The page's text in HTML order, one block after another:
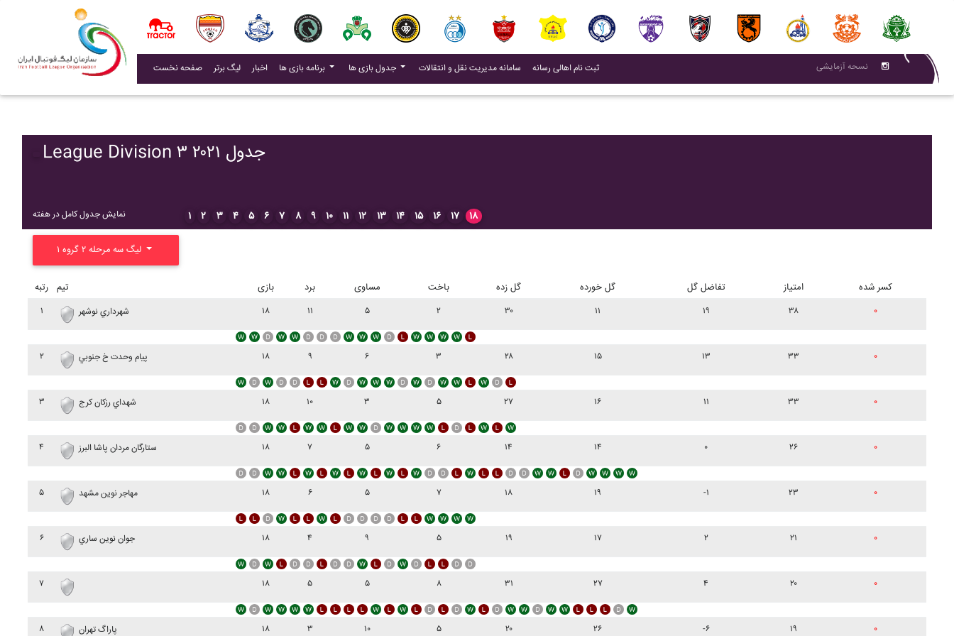
صفحه نخست لیگ برتر اخبار(current) برنامه بازی ها جدول بازی ها سامانه مدیریت نقل و انتقالات (current)
ثبت نام اهالی رسانه(current) نسحه آزمایشی
League Division ۳ ۲۰۲۱ جدول
نمایش جدول کامل در هفته ۱ ۲ ۳ ۴ ۵ ۶ ۷ ۸ ۹ ۱۰ ۱۱ ۱۲ ۱۳ ۱۴ ۱۵ ۱۶ ۱۷ ۱۸
رتبه تیم بازی برد مساوی باخت گل زده گل خورده تفاضل گل امتیاز کسر شده
۱ شهرداري نوشهر ۱۸ ۱۱ ۵ ۲ ۳۰ ۱۱ ۱۹ ۳۸ ۰
۲ پيام وحدت خ جنوبي ۱۸ ۹ ۶ ۳ ۲۸ ۱۵ ۱۳ ۳۳ ۰
۳ شهداي رزکان کرج ۱۸ ۱۰ ۳ ۵ ۲۷ ۱۶ ۱۱ ۳۳ ۰
۴ ستارگان مردان پاشا البرز ۱۸ ۷ ۵ ۶ ۱۴ ۱۴ ۰ ۲۶ ۰
۵ مهاجر نوين مشهد ۱۸ ۶ ۵ ۷ ۱۸ ۱۹ -۱ ۲۳ ۰
۶ جوان نوين ساري ۱۸ ۴ ۹ ۵ ۱۹ ۱۷ ۲ ۲۱ ۰
۷ ۱۸ ۵ ۵ ۸ ۳۱ ۲۷ ۴ ۲۰ ۰
۸ پاراگ تهران ۱۸ ۳ ۱۰ ۵ ۲۰ ۲۶ -۶ ۱۹ ۰